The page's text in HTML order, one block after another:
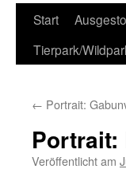
Start
Tierpark/
← Portrait:
Veröffentlicht am